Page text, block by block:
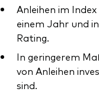
Vanguard
Anleihen im
einem Jahr und
Rating.
In geringerem
von Anleihen
sind.